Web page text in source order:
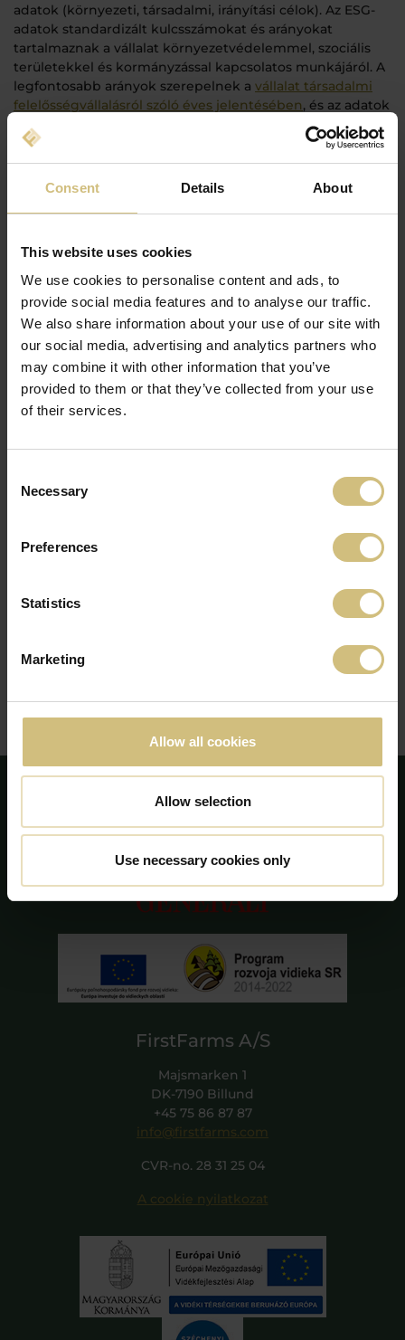
Consent Details About
This website uses cookies
We use cookies to personalise content and ads, to
provide social media features and to analyse our traffic.
We also share information about your use of our site with
our social media, advertising and analytics partners who
may combine it with other information that you’ve
provided to them or that they’ve collected from your use
of their services.
Selection
Necessary
Preferences
Statistics
Marketing
Allow all cookies
Allow selection
Use necessary cookies only
adatok (környezeti, társadalmi, irányítási célok). Az ESG-
adatok standardizált kulcsszámokat és arányokat
tartalmaznak a vállalat környezetvédelemmel, szociális
területekkel és kormányzással kapcsolatos munkájáról. A
legfontosabb arányok szerepelnek a vállalat társadalmi
felelősségvállalásról szóló éves jelentésében, és az adatok
áttekintést nyújtanak a fenntartható fejlődés érdekében
végzett munkánkról és arról, hogyan teljesítünk a
térségben.
FirstFarms A/S
Majsmarken 1
DK-7190 Billund
+45 75 86 87 87
info@firstfarms.com
CVR-no. 28 31 25 04
A cookie nyilatkozat